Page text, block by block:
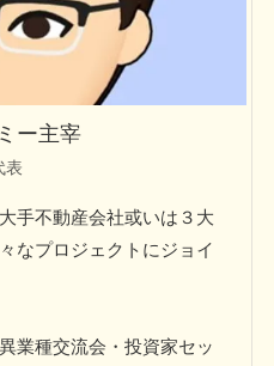
ー主宰
表
手不動産会社或いは３大
なプロジェクトにジョイ
業種交流会・投資家セッ